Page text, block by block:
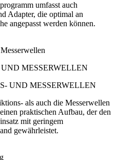
umfasst auch
Adapter, die optimal an
angepasst werden können.
MESSERWELLEN
als auch die Messerwellen
praktischen Aufbau, der den
mit geringem
gewährleistet.